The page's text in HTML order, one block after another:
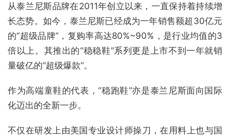
从泰兰尼斯品牌在2011年创立以来，一直保持着持续增
长态势。如今，泰兰尼斯已经成为一年销售额超30亿元
的“超级品牌”，复购率高达80%~90%，是行业均值的3
倍以上。其推出的“稳稳鞋”系列更是上市不到一年就销
量破亿的“超级爆款”。
作为高端童鞋的代表，“稳跑鞋”亦是泰兰尼斯面向国际
化迈出的全新一步。
不仅在研发上由美国专业设计师操刀，在用料上也与国